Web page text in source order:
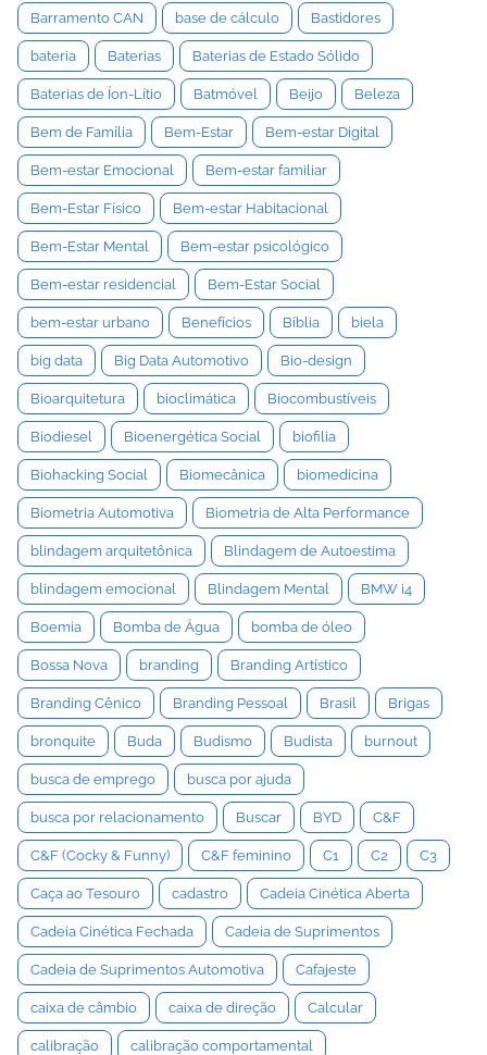
Barramento CAN base de cálculo Bastidores
bateria Baterias Baterias de Estado Sólido
Baterias de Íon-Lítio Batmóvel Beijo Beleza
Bem de Família Bem-Estar Bem-estar Digital
Bem-estar Emocional Bem-estar familiar
Bem-Estar Físico Bem-estar Habitacional
Bem-Estar Mental Bem-estar psicológico
Bem-estar residencial Bem-Estar Social
bem-estar urbano Benefícios Bíblia biela
big data Big Data Automotivo Bio-design
Bioarquitetura bioclimática Biocombustíveis
Biodiesel Bioenergética Social biofilia
Biohacking Social Biomecânica biomedicina
Biometria Automotiva Biometria de Alta Performance
blindagem arquitetônica Blindagem de Autoestima
blindagem emocional Blindagem Mental BMW i4
Boemia Bomba de Água bomba de óleo
Bossa Nova branding Branding Artístico
Branding Cênico Branding Pessoal Brasil Brigas
bronquite Buda Budismo Budista burnout
busca de emprego busca por ajuda
busca por relacionamento Buscar BYD C&F
C&F (Cocky & Funny) C&F feminino C1 C2 C3
Caça ao Tesouro cadastro Cadeia Cinética Aberta
Cadeia Cinética Fechada Cadeia de Suprimentos
Cadeia de Suprimentos Automotiva Cafajeste
caixa de câmbio caixa de direção Calcular
calibração calibração comportamental